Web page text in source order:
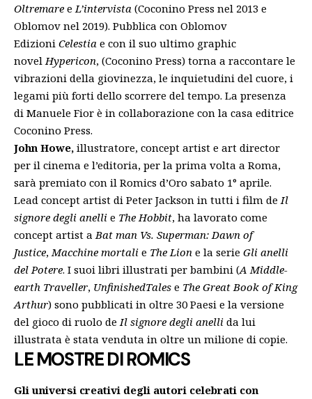
Oltremare eL’intervista (Coconino Press nel 2013 e
Oblomov nel 2019). Pubblica con Oblomov
Edizioni Celestia e con il suo ultimo graphic
novelHypericon, (Coconino Press) torna a raccontare le
vibrazioni della giovinezza, le inquietudini del cuore, i
legami più forti dello scorrere del tempo. La presenza
di Manuele Fior è in collaborazione con la casa editrice
Coconino Press.
John Howe, illustratore, concept artist e art director
per il cinema e l’editoria, per la prima volta a Roma,
sarà premiato con il Romics d’Oro sabato 1° aprile.
Lead concept artist di Peter Jackson in tutti i film deIl
signore degli anelli e The Hobbit, ha lavorato come
concept artist aBat man Vs. Superman: Dawn of
Justice,Macchine mortali e The Lion e la serie Gli anelli
del Potere. I suoi libri illustrati per bambini (A Middle-
earth Traveller, UnfinishedTales e The Great Book of King
Arthur) sono pubblicati in oltre 30 Paesi e la versione
del gioco di ruolo deIl signore degli anelli da lui
illustrata è stata venduta in oltre un milione di copie.
LE MOSTRE DI ROMICS
Gli universi creativi degli autori celebrati con